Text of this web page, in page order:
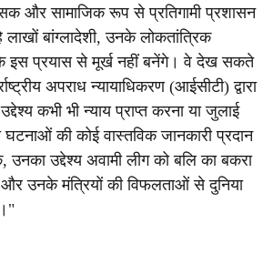
और सामाजिक रूप से प्रतिगामी प्रशासन
बांग्लादेशी, उनके लोकतांत्रिक
इस प्रयास से मूर्ख नहीं बनेंगे। वे देख सकते
अपराध न्यायाधिकरण (आईसीटी) द्वारा
कभी भी न्याय प्राप्त करना या जुलाई
की कोई वास्तविक जानकारी प्रदान
उनका उद्देश्य अवामी लीग को बलि का बकरा
उनके मंत्रियों की विफलताओं से दुनिया